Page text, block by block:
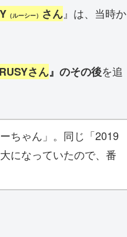
（ルーシー） さん』は、当時か
RUSYさん』のその後を追
ちゃん」。同じ「2019
になっていたので、番